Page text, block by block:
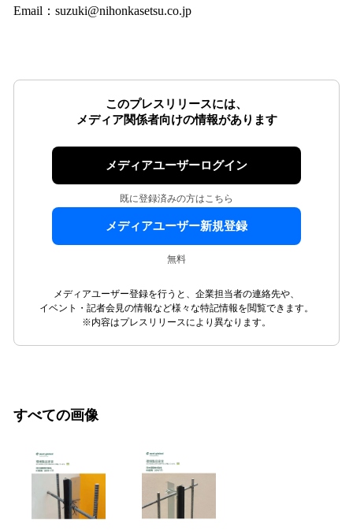
Email：suzuki@nihonkasetsu.co.jp
このプレスリリースには、
メディア関係者向けの情報があります
メディアユーザーログイン
既に登録済みの方はこちら
メディアユーザー新規登録
無料
メディアユーザー登録を行うと、企業担当者の連絡先や、
イベント・記者会見の情報など様々な特記情報を閲覧できます。
※内容はプレスリリースにより異なります。
すべての画像